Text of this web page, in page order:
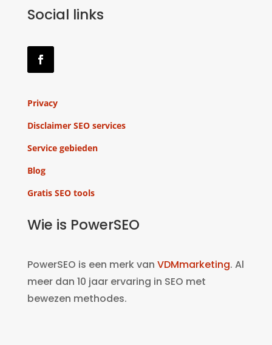
Social links
Privacy
Disclaimer SEO services
Service gebieden
Blog
Gratis SEO tools
Wie is PowerSEO
PowerSEO is een merk van VDMmarketing. Al
meer dan 10 jaar ervaring in SEO met
bewezen methodes.